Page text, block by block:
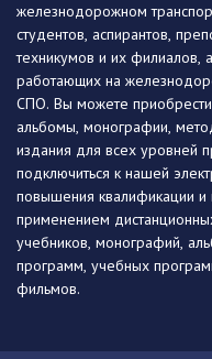
железнодорожном
студентов, аспирантов,
техникумов и их филиалов,
работающих на
СПО. Вы можете
альбомы, монографии,
издания для всех уровней
подключиться к нашей
повышения квалификации и
применением
учебников, монографий,
программ, учебных
фильмов.